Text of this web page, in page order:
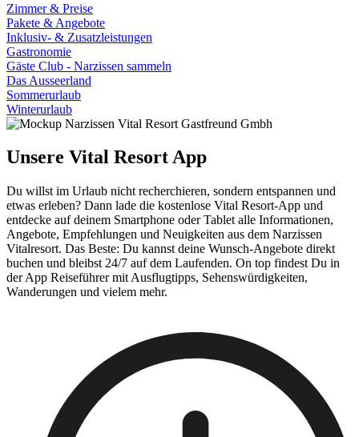
Zimmer & Preise
Pakete & Angebote
Inklusiv- & Zusatzleistungen
Gastronomie
Gäste Club - Narzissen sammeln
Das Ausseerland
Sommerurlaub
Winterurlaub
Unsere Vital Resort App
Du willst im Urlaub nicht recherchieren, sondern entspannen und
etwas erleben? Dann lade die kostenlose Vital Resort-App und
entdecke auf deinem Smartphone oder Tablet alle Informationen,
Angebote, Empfehlungen und Neuigkeiten aus dem Narzissen
Vitalresort. Das Beste: Du kannst deine Wunsch-Angebote direkt
buchen und bleibst 24/7 auf dem Laufenden. On top findest Du in
der App Reiseführer mit Ausflugtipps, Sehenswürdigkeiten,
Wanderungen und vielem mehr.